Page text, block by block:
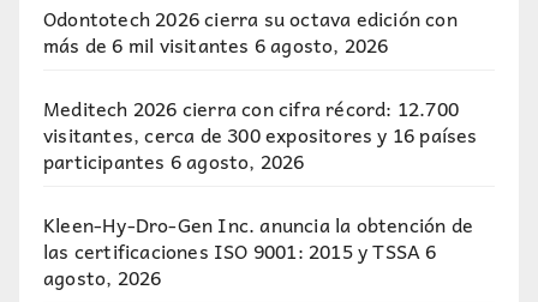
Odontotech 2026 cierra su octava edición con
más de 6 mil visitantes 6 agosto, 2026
Meditech 2026 cierra con cifra récord: 12.700
visitantes, cerca de 300 expositores y 16 países
participantes 6 agosto, 2026
Kleen-Hy-Dro-Gen Inc. anuncia la obtención de
las certificaciones ISO 9001: 2015 y TSSA6
agosto, 2026